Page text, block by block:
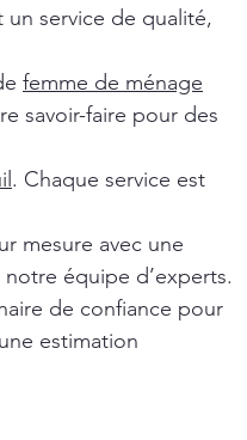
service de qualité,
femme de ménage
savoir-faire pour des
. Chaque service est
mesure avec une
équipe d’experts.
de confiance pour
estimation